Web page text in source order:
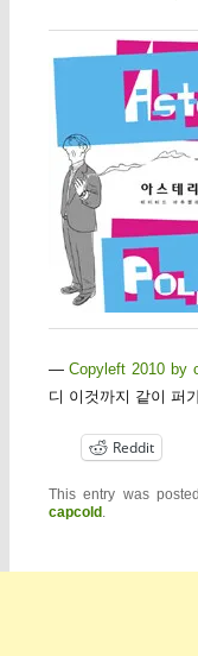
—Copyleft 2010 by
디 이것까지 같이 퍼
Reddit
This entry was
capcold.